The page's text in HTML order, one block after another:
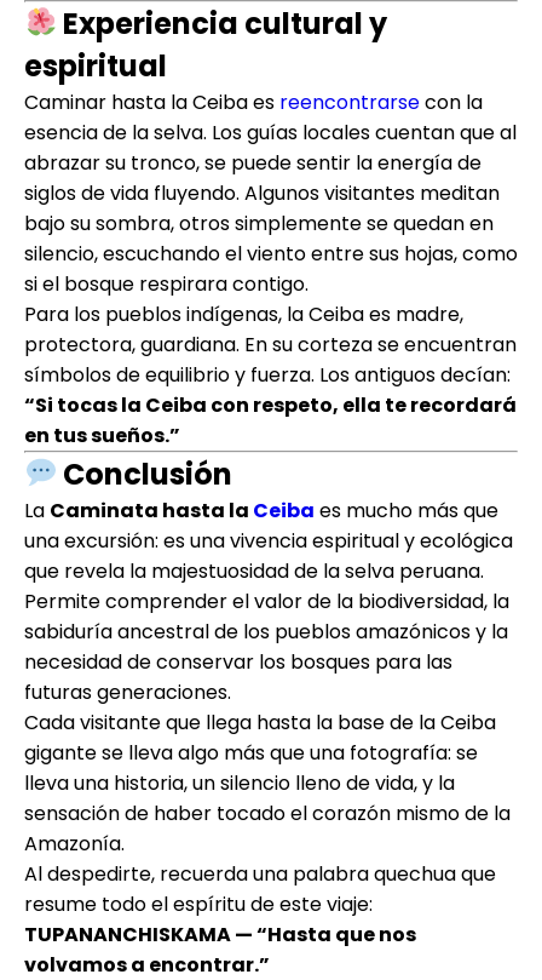
Experiencia cultural y
espiritual
Caminar hasta la Ceiba es reencontrarsecon la
esencia de la selva. Los guías locales cuentan que al
abrazar su tronco, se puede sentir la energía de
siglos de vida fluyendo. Algunos visitantes meditan
bajo su sombra, otros simplemente se quedan en
silencio, escuchando el viento entre sus hojas, como
si el bosque respirara contigo.
Para los pueblos indígenas, la Ceiba es madre,
protectora, guardiana. En su corteza se encuentran
símbolos de equilibrio y fuerza. Los antiguos decían:
“Si tocas la Ceiba con respeto, ella te recordará
en tus sueños.”
Conclusión
La Caminata hasta la Ceiba es mucho más que
una excursión: es una vivencia espiritual y ecológica
que revela la majestuosidad de la selva peruana.
Permite comprender el valor de la biodiversidad, la
sabiduría ancestral de los pueblos amazónicos y la
necesidad de conservar los bosques para las
futuras generaciones.
Cada visitante que llega hasta la base de la Ceiba
gigante se lleva algo más que una fotografía: se
lleva una historia, un silencio lleno de vida, y la
sensación de haber tocado el corazón mismo de la
Amazonía.
Al despedirte, recuerda una palabra quechua que
resume todo el espíritu de este viaje:
TUPANANCHISKAMA — “Hasta que nos
volvamos a encontrar.”